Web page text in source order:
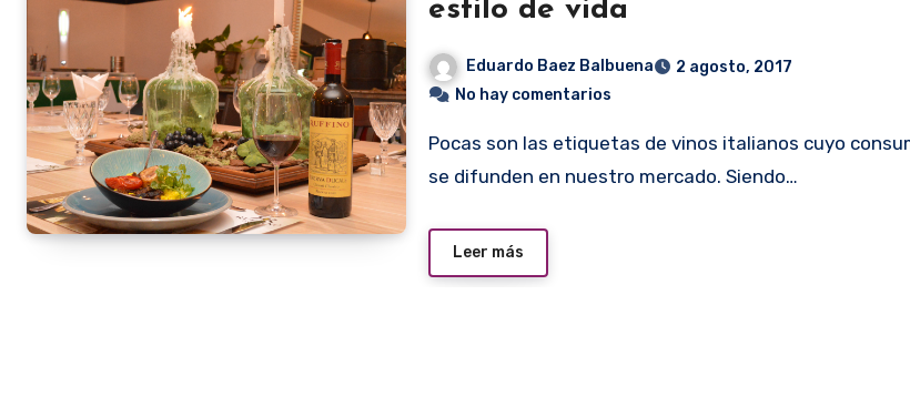
estilo de vida
Eduardo Baez Balbuena
2 agosto, 2017
No hay comentarios
Pocas son las etiquetas de vinos italianos cuyo consumo
se difunden en nuestro mercado. Siendo…
Leer más